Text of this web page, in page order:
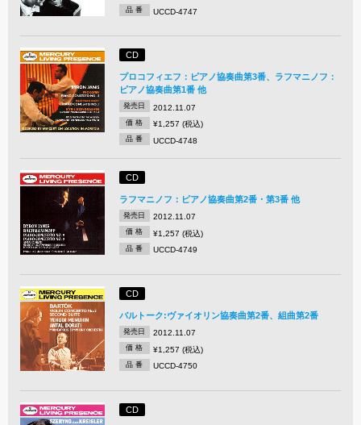
品 番 UCCD-4747
CD
プロコフィエフ：ピアノ協奏曲第3番、ラフマニノフ：
ピアノ協奏曲第1番 他
発売日 2012.11.07
価 格 ¥1,257 (税込)
品 番 UCCD-4748
CD
ラフマニノフ：ピアノ協奏曲第2番・第3番 他
発売日 2012.11.07
価 格 ¥1,257 (税込)
品 番 UCCD-4749
CD
バルトーク:ヴァイオリン協奏曲第2番、組曲第2番
発売日 2012.11.07
価 格 ¥1,257 (税込)
品 番 UCCD-4750
CD